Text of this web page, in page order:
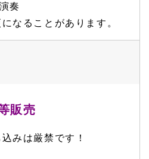
奏
なることがあります。
販売
みは厳禁です！